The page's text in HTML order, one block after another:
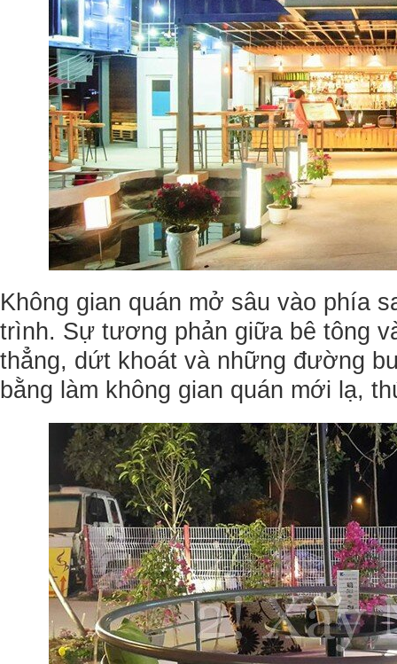
Không gian quán mở sâu vào phía
trình. Sự tương phản giữa bê tông
thẳng, dứt khoát và những đường
bằng làm không gian quán mới lạ,